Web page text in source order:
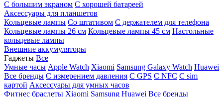
С большим экраном С хорошей батареей
Аксессуары для планшетов
Кольцевые лампы Со штативом C держателем для телефона
Кольцевые лампы 26 см Кольцевые лампы 45 см Настольные
кольцевые лампы
Внешние аккумуляторы
Гаджеты Все
Умные часы Apple Watch Xiaomi Samsung Galaxy Watch Huawei
Все бренды C измерением давления C GPS C NFC C sim
картой Аксессуары для умных часов
Фитнес браслеты Xiaomi Samsung Huawei Все бренды